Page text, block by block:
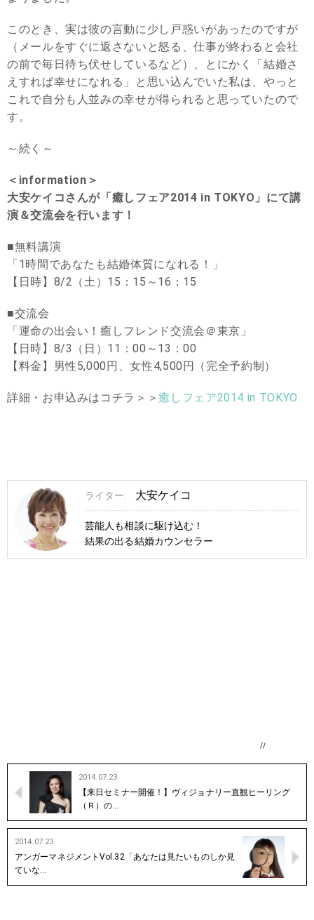
このとき、実は彼の言動に少し戸惑いがあったのですが
（メールをすぐに返さないと怒る、仕事が終わると会社
の前で毎日待ち伏せしているなど）、とにかく「結婚さ
えすれば幸せになれる」と思い込んでいた私は、やっと
これで自分も人並みの幸せが得られると思っていたので
す。
～続く～
＜information＞
大安ケイコさんが「癒しフェア2014 in TOKYO」にて講
演＆交流会を行います！
■無料講演
「1時間であなたも結婚体質になれる！」
【日時】8/2（土）15：15～16：15
■交流会
「運命の出会い！癒しフレンド交流会＠東京」
【日時】8/3（日）11：00～13：00
【料金】男性5,000円、女性4,500円（完全予約制）
詳細・お申込みはコチラ＞＞癒しフェア2014 in TOKYO
ライター: 大安ケイコ
芸能人も相談に駆け込む！
結果の出る結婚カウンセラー
//
2014.07.23
【来日セミナー開催！】ヴィジョナリー直観ヒーリング
（Ｒ）の…
2014.07.23
アンガーマネジメントVol.32「あなたは見たいものしか見
ていな…